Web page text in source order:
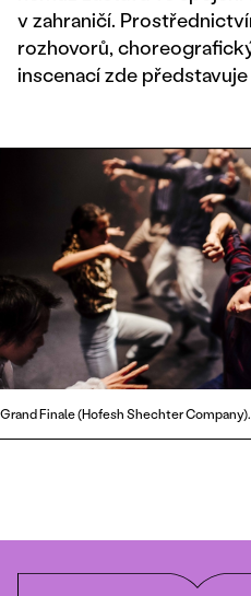
v zahraničí.
rozhovorů,
inscenací zde
Grand Finale (Hofesh Shechter Company).